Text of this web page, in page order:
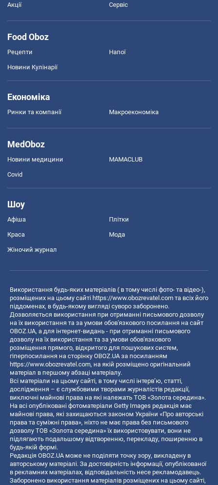
Акції Сервіс
Food Oboz
Рецепти Напої
Новини Кулінарії
Економіка
Ринки та компанії Макроекономіка
MedOboz
Новини медицини MAMACLUB
Covid
Шоу
Афіша Плітки
Краса Мода
Жіночий журнал
Використання будь-яких матеріалів ( в тому числі фото- та відео-),
розміщених на цьому сайті https://www.obozrevatel.com та всіх його
піддоменах, в будь-якому вигляді суворо заборонено.
Дозволяється використання при отриманні письмового дозволу
на їх використання та за умови обов'язкового посилання на сайт
OBOZ.UA, а для інтернет-видань - при отриманні письмового
дозволу на їх використання та за умови обов'язкового
розміщення прямого, відкритого для пошукових систем,
гіперпосилання на сторінку OBOZ.UA за посиланням
https://www.obozrevatel.com, на якій розміщено оригінальний
матеріал в першому абзаці матеріалу.
Всі матеріали на цьому сайті, в тому числі інтерв’ю, статті,
дослідження – є службовими творами журналістів редакції,
виключні майнові права на які належать ТОВ «Золота середина».
На всі опубліковані фотоматеріали Getty Images редакція має
майнові права, які захищаються законом України «Про авторські
права та суміжні права», ніхто не має права без письмового
дозволу ТОВ «Золота середина» їх використовувати, вони не
підлягають подальшому відтворенню, перекладу, поширенню в
будь-якій формі.
Редакція OBOZ.UA може не поділяти точку зору, викладену в
авторському матеріалі. За достовірність інформації, опублікованої
в рекламних матеріалах, відповідальність несе рекламодавець.
Заборонено використання матеріалів розміщених на цьому сайті,